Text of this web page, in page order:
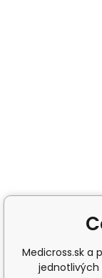
Medicross.sk a
jednotlivých